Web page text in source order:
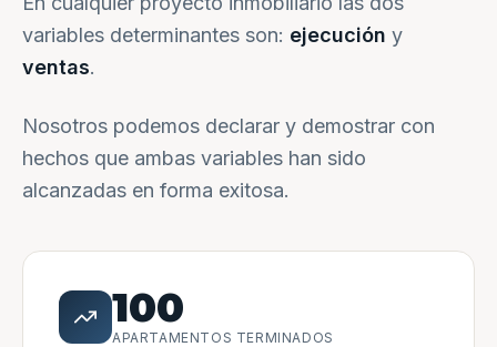
variables determinantes son: ejecución y
ventas.
Nosotros podemos declarar y demostrar con
hechos que ambas variables han sido
alcanzadas en forma exitosa.
100
APARTAMENTOS TERMINADOS